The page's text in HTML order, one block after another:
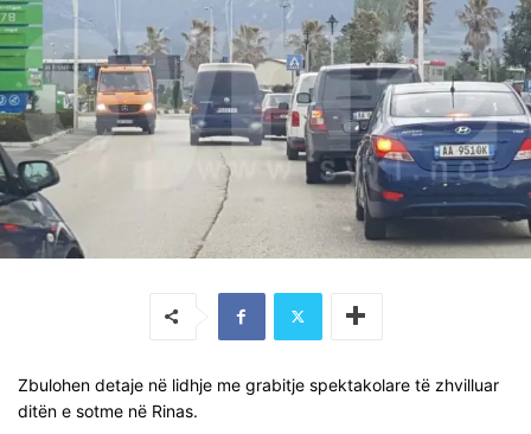
Zbulohen detaje në lidhje me grabitje spektakolare të zhvilluar
ditën e sotme në Rinas.